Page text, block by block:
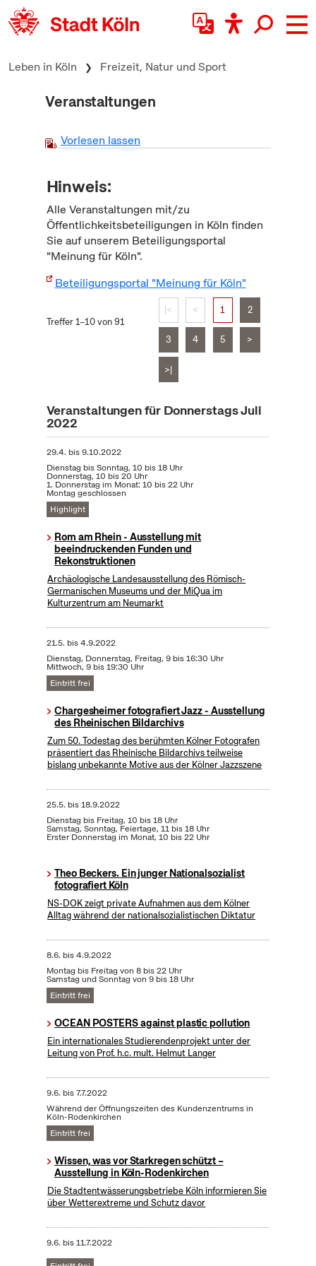
zum Inhalt springen
Leben in Köln Freizeit, Natur und Sport
Veranstaltungen
Vorlesen lassen
Hinweis:
Alle Veranstaltungen mit/zu
Öffentlichkeitsbeteiligungen in Köln finden
Sie auf unserem Beteiligungsportal
"Meinung für Köln".
Beteiligungsportal "Meinung für Köln"
Treffer 1–10 von 91
|< < 1 2
3 4 5 >
>|
Veranstaltungen für Donnerstags Juli
2022
29.4. bis9.10.2022
Dienstag bis Sonntag, 10 bis 18 Uhr
Donnerstag, 10 bis 20 Uhr
1. Donnerstag im Monat: 10 bis 22 Uhr
Montag geschlossen
Highlight
Rom am Rhein - Ausstellung mit
beeindruckenden Funden und
Rekonstruktionen
Archäologische Landesausstellung des Römisch-
Germanischen Museums und der MiQua im
Kulturzentrum am Neumarkt
21.5. bis4.9.2022
Dienstag, Donnerstag, Freitag, 9 bis 16:30 Uhr
Mittwoch, 9 bis 19:30 Uhr
Eintritt frei
Chargesheimer fotografiert Jazz - Ausstellung
des Rheinischen Bildarchivs
Zum 50. Todestag des berühmten Kölner Fotografen
präsentiert das Rheinische Bildarchivs teilweise
bislang unbekannte Motive aus der Kölner Jazzszene
25.5. bis18.9.2022
Dienstag bis Freitag, 10 bis 18 Uhr
Samstag, Sonntag, Feiertage, 11 bis 18 Uhr
Erster Donnerstag im Monat, 10 bis 22 Uhr
Theo Beckers. Ein junger Nationalsozialist
fotografiert Köln
NS-DOK zeigt private Aufnahmen aus dem Kölner
Alltag während der nationalsozialistischen Diktatur
8.6. bis4.9.2022
Montag bis Freitag von 8 bis 22 Uhr
Samstag und Sonntag von 9 bis 18 Uhr
Eintritt frei
OCEAN POSTERS against plastic pollution
Ein internationales Studierendenprojekt unter der
Leitung von Prof. h.c. mult. Helmut Langer
9.6. bis7.7.2022
Während der Öffnungszeiten des Kundenzentrums in
Köln-Rodenkirchen
Eintritt frei
Wissen, was vor Starkregen schützt –
Ausstellung in Köln-Rodenkirchen
Die Stadtentwässerungsbetriebe Köln informieren Sie
über Wetterextreme und Schutz davor
9.6. bis11.7.2022